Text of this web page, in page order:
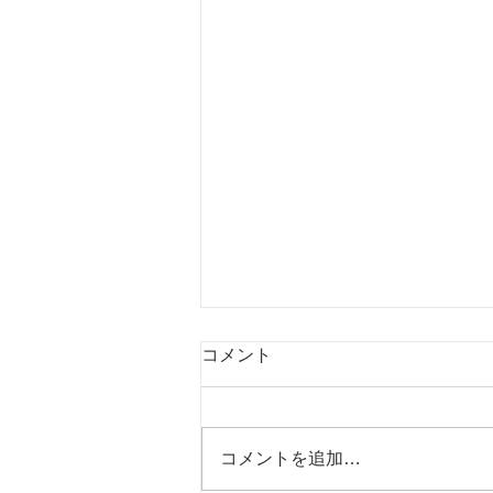
盆期間営業日について
【盆期間営業日について】 あき
㈬ 営業 8/13㈭ 休 8/14
コメント
コメントを追加…